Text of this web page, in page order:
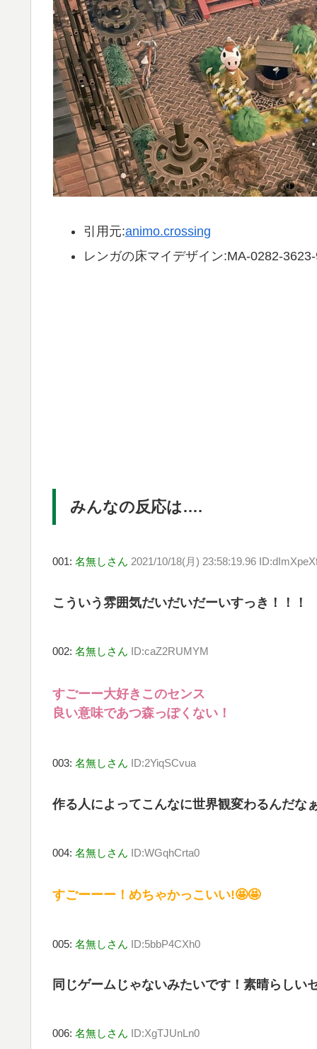
引用元:animo.crossing
レンガの床マイデザイン:MA-0282-
みんなの反応は….
001: 名無しさん 2021/10/18(月) 23:58:19.96
こういう雰囲気だいだいだーいすっき！！！
002: 名無しさん ID:caZ2RUMYM
すごーー大好きこのセンス
良い意味であつ森っぽくない！
003: 名無しさん ID:2YiqSCvua
作る人によってこんなに世界観変わるんだな
004: 名無しさん ID:WGqhCrta0
すごーーー！めちゃかっこいい!🤩🤩
005: 名無しさん ID:5bbP4CXh0
同じゲームじゃないみたいです！素晴らしい
006: 名無しさん ID:XgTJUnLn0